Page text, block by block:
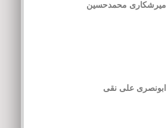
میرشکاری محمدحسین
ابونصری علی نقی